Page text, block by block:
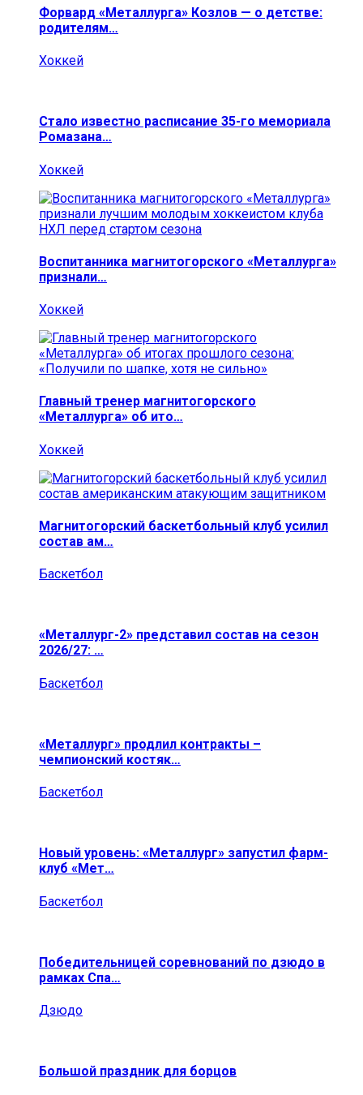
Форвард «Металлурга» Козлов — о детстве:
родителям…
Хоккей
Стало известно расписание 35-го мемориала
Ромазана…
Хоккей
Воспитанника магнитогорского «Металлурга»
признали…
Хоккей
Главный тренер магнитогорского
«Металлурга» об ито…
Хоккей
Магнитогорский баскетбольный клуб усилил
состав ам…
Баскетбол
«Металлург-2» представил состав на сезон
2026/27: …
Баскетбол
«Металлург» продлил контракты –
чемпионский костяк…
Баскетбол
Новый уровень: «Металлург» запустил фарм-
клуб «Мет…
Баскетбол
Победительницей соревнований по дзюдо в
рамках Спа…
Дзюдо
Большой праздник для борцов